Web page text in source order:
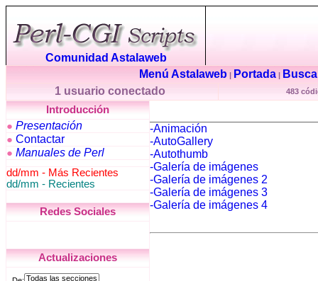
Comunidad Astalaweb
Menú Astalaweb | Portada |
1 usuario conectado
483
Introducción
● Presentación
● Contactar
● Manuales de Perl
dd/mm - Más Recientes
dd/mm - Recientes
Redes Sociales
Actualizaciones
-Animación
-AutoGallery
-Autothumb
-Galería de imágenes
-Galería de imágenes 2
-Galería de imágenes 3
-Galería de imágenes 4